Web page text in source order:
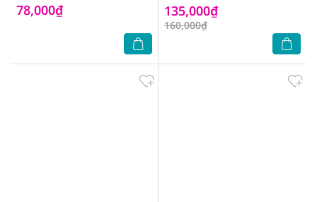
78,000₫ 135,000₫
160,000₫